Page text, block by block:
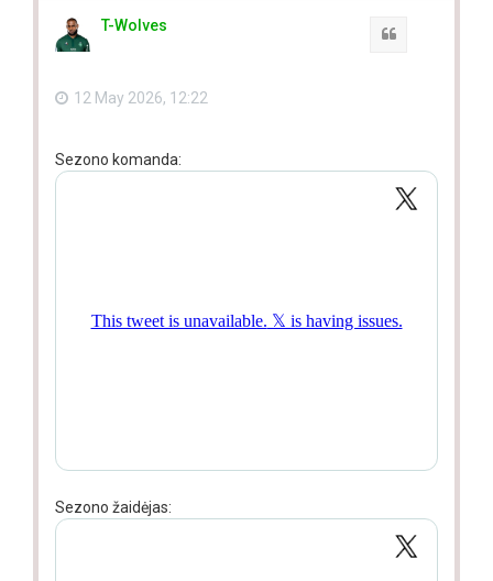
T-Wolves
12 May 2026, 12:22
Sezono komanda:
Sezono žaidėjas: